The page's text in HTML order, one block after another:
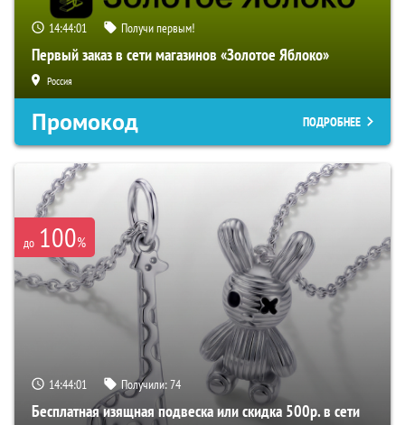
14:44:00 Получи первым!
Первый заказ в сети магазинов «Золотое Яблоко»
Россия
Промокод ПОДРОБНЕЕ
до 100%
14:44:00 Получили:74
Бесплатная изящная подвеска или скидка 500р. в сети